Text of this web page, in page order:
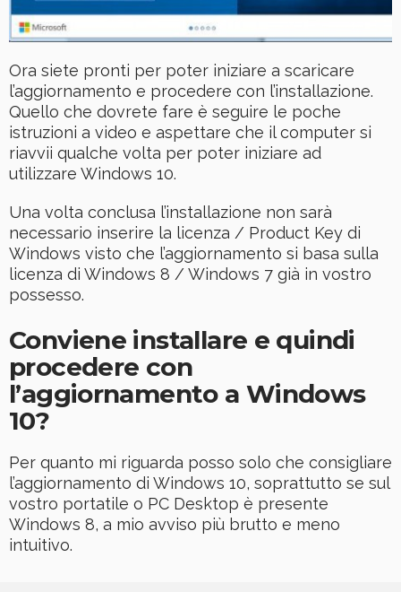
Ora siete pronti per poter iniziare a scaricare
l’aggiornamento e procedere con l’installazione.
Quello che dovrete fare è seguire le poche
istruzioni a video e aspettare che il computer si
riavvii qualche volta per poter iniziare ad
utilizzare Windows 10.
Una volta conclusa l’installazione non sarà
necessario inserire la licenza / Product Key di
Windows visto che l’aggiornamento si basa sulla
licenza di Windows 8 / Windows 7 già in vostro
possesso.
Conviene installare e quindi
procedere con
l’aggiornamento a Windows
10?
Per quanto mi riguarda posso solo che consigliare
l’aggiornamento di Windows 10, soprattutto se sul
vostro portatile o PC Desktop è presente
Windows 8, a mio avviso più brutto e meno
intuitivo.